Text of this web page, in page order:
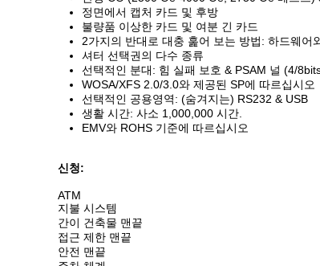
정면에서 캡처 카드 및 후방
불량품 이상한 카드 및 여분 긴 카드
2가지의 반대로 대충 훑어 보는 방법: 하드웨어
셔터 선택권의 다수 종류
선택적인 분대: 힘 실패 보호 & PSAM 널 (4/
WOSA/XFS 2.0/3.0와 제공된 SP에 따르십시오
선택적인 공용영역: (숨겨지는) RS232 & USB
생활 시간: 사소 1,000,000 시간.
EMV와 ROHS 기준에 따르십시오
신청:
ATM
지불 시스템
간이 건축물 맨끝
접근 제한 맨끝
안전 맨끝